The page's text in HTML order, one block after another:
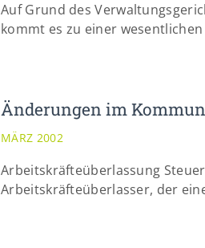
Auf Grund des
kommt es zu einer
Änderungen im
MÄRZ 2002
Arbeitskräfteüberlassung
Arbeitskräfteüberlasser, der